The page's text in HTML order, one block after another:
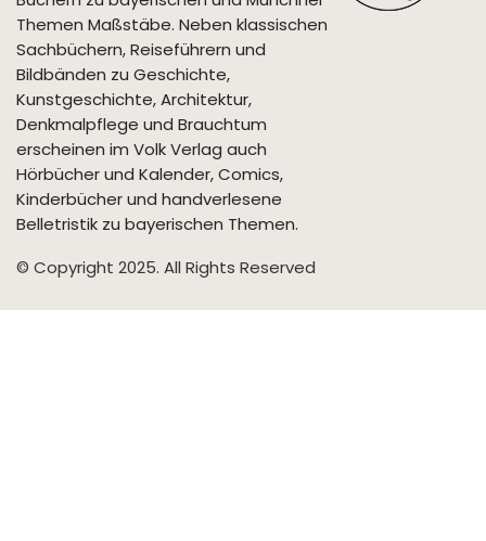
Themen Maßstäbe. Neben klassischen
Sachbüchern, Reiseführern und
Bildbänden zu Geschichte,
Kunstgeschichte, Architektur,
Denkmalpflege und Brauchtum
erscheinen im Volk Verlag auch
Hörbücher und Kalender, Comics,
Kinderbücher und handverlesene
Belletristik zu bayerischen Themen.
© Copyright 2025. All Rights Reserved